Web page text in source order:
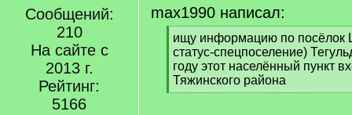
Сообщений:
210
На сайте с
2013 г.
Рейтинг:
5166
max1990 написал:
[
q
]
ищу информацию по посёлок
статус-спецпоселение)
году этот населённый пункт
Тяжинского района
[